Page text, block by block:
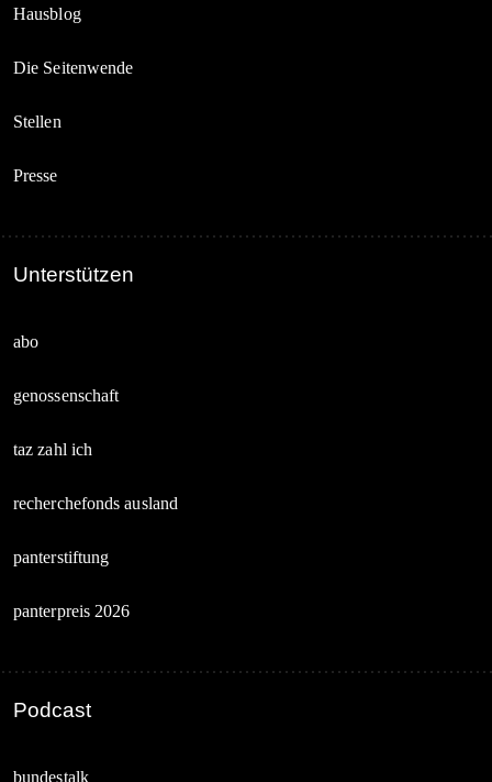
Hausblog
Die Seitenwende
Stellen
Presse
Unterstützen
abo
genossenschaft
taz zahl ich
recherchefonds ausland
panterstiftung
panterpreis 2026
Podcast
bundestalk